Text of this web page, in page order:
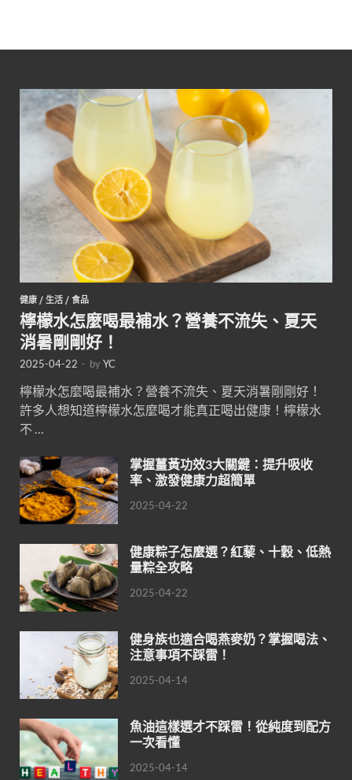
健康 / 生活 / 食品
檸檬水怎麼喝最補水？營養不流失、夏天
消暑剛剛好！
2025-04-22 - byYC
檸檬水怎麼喝最補水？營養不流失、夏天消暑剛剛好！
許多人想知道檸檬水怎麼喝才能真正喝出健康！檸檬水
不 …
掌握薑黃功效3大關鍵：提升吸收
率、激發健康力超簡單
2025-04-22
健康粽子怎麼選？紅藜、十穀、低熱
量粽全攻略
2025-04-22
健身族也適合喝燕麥奶？掌握喝法、
注意事項不踩雷！
2025-04-14
魚油這樣選才不踩雷！從純度到配方
一次看懂
2025-04-14